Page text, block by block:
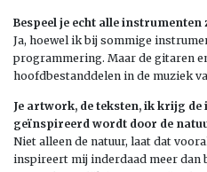
Bespeel je echt alle instrumenten
Ja, hoewel ik bij sommige
programmering. Maar de gitaren
hoofdbestanddelen in de muziek
Je artwork, de teksten, ik krijg
geïnspireerd wordt door de
Niet alleen de natuur, laat dat
inspireert mij inderdaad meer